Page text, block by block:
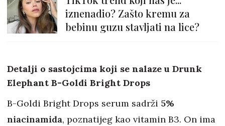
iznenadio? Zašto kremu za
bebinu guzu stavljati na lice?
Detalji o sastojcima koji se nalaze u Drunk
Elephant B-Goldi Bright Drops
B-Goldi Bright Drops serum sadrži 5%
niacinamida, poznatijeg kao vitamin B3. On ima